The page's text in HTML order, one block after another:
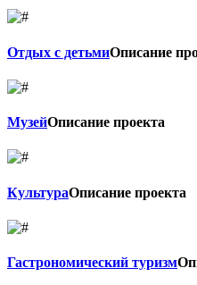
Отдых с детьмиОписание
МузейОписание проекта
КультураОписание проекта
Гастрономический туризм